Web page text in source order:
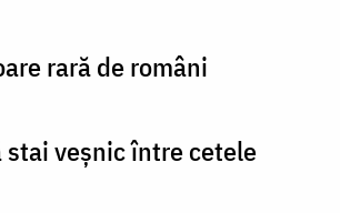
rară de români
stai veșnic între cetele